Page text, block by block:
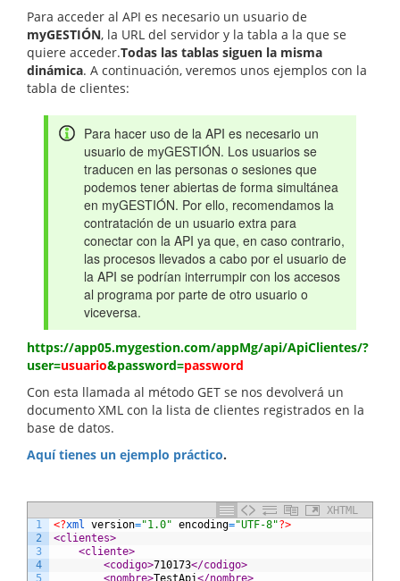
Para acceder al API es necesario un usuario de
myGESTIÓN, la URL del servidor y la tabla a la que se
quiere acceder.Todas las tablas siguen la misma
dinámica. A continuación, veremos unos ejemplos con la
tabla de clientes:
Para hacer uso de la API es necesario un
usuario de myGESTIÓN. Los usuarios se
traducen en las personas o sesiones que
podemos tener abiertas de forma simultánea
en myGESTIÓN. Por ello, recomendamos la
contratación de un usuario extra para
conectar con la API ya que, en caso contrario,
las procesos llevados a cabo por el usuario de
la API se podrían interrumpir con los accesos
al programa por parte de otro usuario o
viceversa.
https://app05.mygestion.com/appMg/api/ApiClientes/?
user=usuario&password=password
Con esta llamada al método GET se nos devolverá un
documento XML con la lista de clientes registrados en la
base de datos.
Aquí tienes un ejemplo práctico.
XHTML
1
2
3
4
5
<?xml version="1.0" encoding="UTF-8"?>
<clientes>
<cliente>
<codigo>710173</codigo>
<nombre>TestApi</nombre>